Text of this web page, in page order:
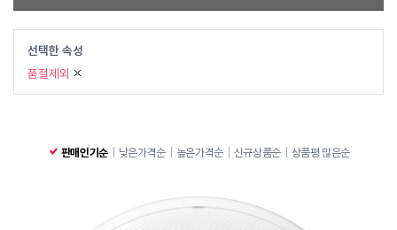
~
선택한 속성
품절제외
판매인기순 낮은가격순 높은가격순 신규상품순 상품평 많은순